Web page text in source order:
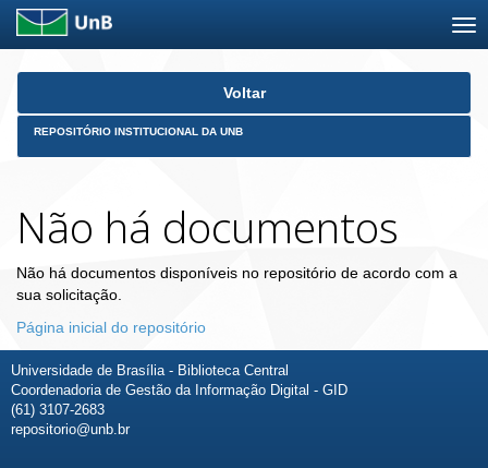
Skip
Voltar
REPOSITÓRIO INSTITUCIONAL DA UNB
Não há documentos
Não há documentos disponíveis no repositório de acordo com a
sua solicitação.
Página inicial do repositório
Universidade de Brasília - Biblioteca Central
Coordenadoria de Gestão da Informação Digital - GID
(61) 3107-2683
repositorio@unb.br